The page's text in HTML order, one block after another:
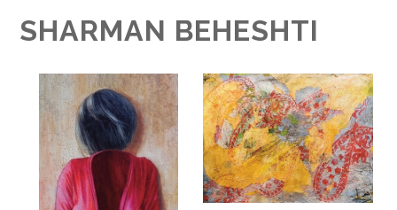
SHARMAN BEHESHTI